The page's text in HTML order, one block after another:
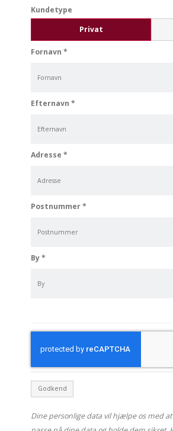
Kundetype
Privat
Fornavn *
Efternavn *
Adresse *
Postnummer*
By*
Godkend
Dine personlige data vil hjælpe os med